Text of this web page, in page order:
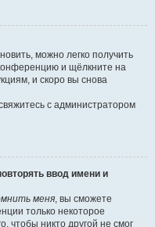
можно легко получить
и щёлкните на
и скоро вы снова
с администратором
ввод имени и
меня, вы сможете
только некоторое
чтобы никто другой не смог